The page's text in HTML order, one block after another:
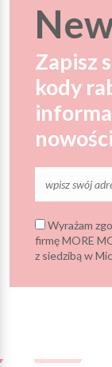
Zapisz
kody
Wyrażam
firmę MORE
z siedzibą w